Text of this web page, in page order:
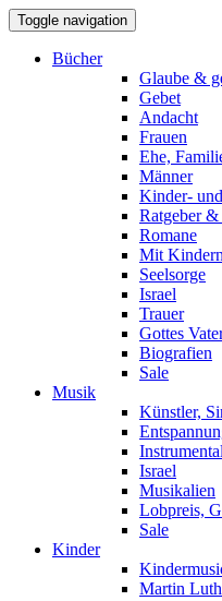
Toggle navigation
Bücher
Glaube &
Gebet
Andacht
Frauen
Ehe,
Männer
Kinder-
Ratgeber
Romane
Mit
Seelsorge
Israel
Trauer
Gottes
Biografien
Sale
Musik
Künstler,
Israel
Musikalien
Lobpreis,
Sale
Kinder
Martin